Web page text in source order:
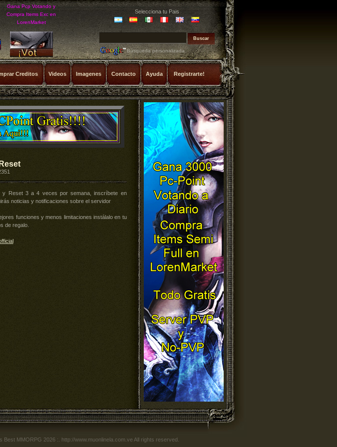
Gana Pcp Votando y
Compra Items Exc en
LorenMarket
Selecciona tu Pais
Búsqueda personalizada
Creditos Videos Imagenes Contacto Ayuda Registrarte!
y Reset 3 a 4 veces por semana, inscríbete en
noticias y notificaciones sobre el servidor
funciones y menos limitaciones instálalo en tu
de regalo.
Best MMORPG 2026 :. http://www.muonlinela.com.ve All rights reserved.